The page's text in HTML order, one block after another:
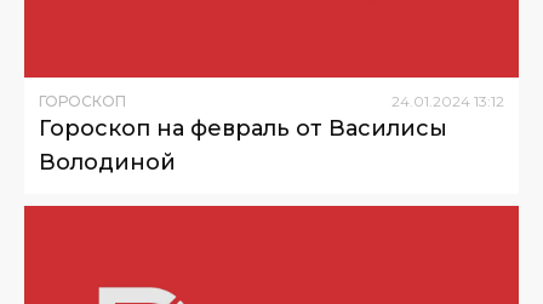
ГОРОСКОП 24.01.2024 13:12
Гороскоп на февраль от Василисы
Володиной